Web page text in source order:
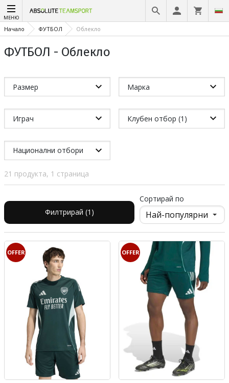
МЕНЮ
Начало ФУТБОЛ Облекло
ФУТБОЛ - Облекло
Размер Марка
Играч Клубен отбор (1)
Национални отбори
21 продукта, 1 страница
Филтрирай (1)
Сортирай по
OFFER OFFER